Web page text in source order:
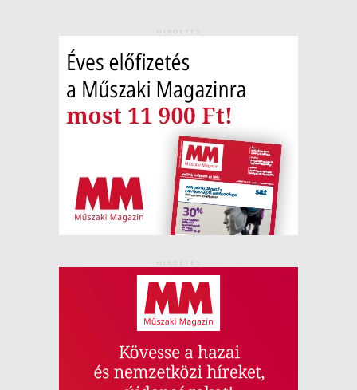
HIRDETÉS
HIRDETÉS